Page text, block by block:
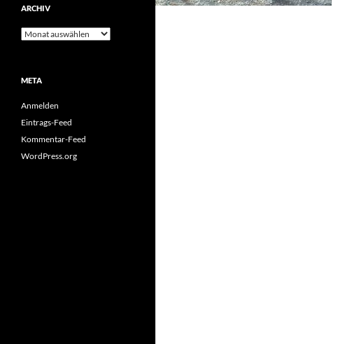
ARCHIV
Archiv
META
Anmelden
Eintrags-Feed
Kommentar-Feed
WordPress.org